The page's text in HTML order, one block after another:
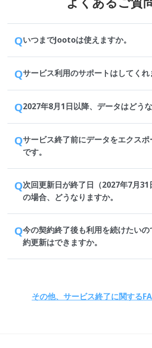
QいつまでJootoは使えますか。
Qサービス利用のサポートはしてくれ
Q2027年8月1日以降、データはどうな
Qサービス終了前にデータをエクス
です。
Q次回更新日が終了日（2027年7月31
の場合、どうなりますか。
Q今の契約終了後も利用を続けたい
約更新はできますか。
その他、サービス終了に関する